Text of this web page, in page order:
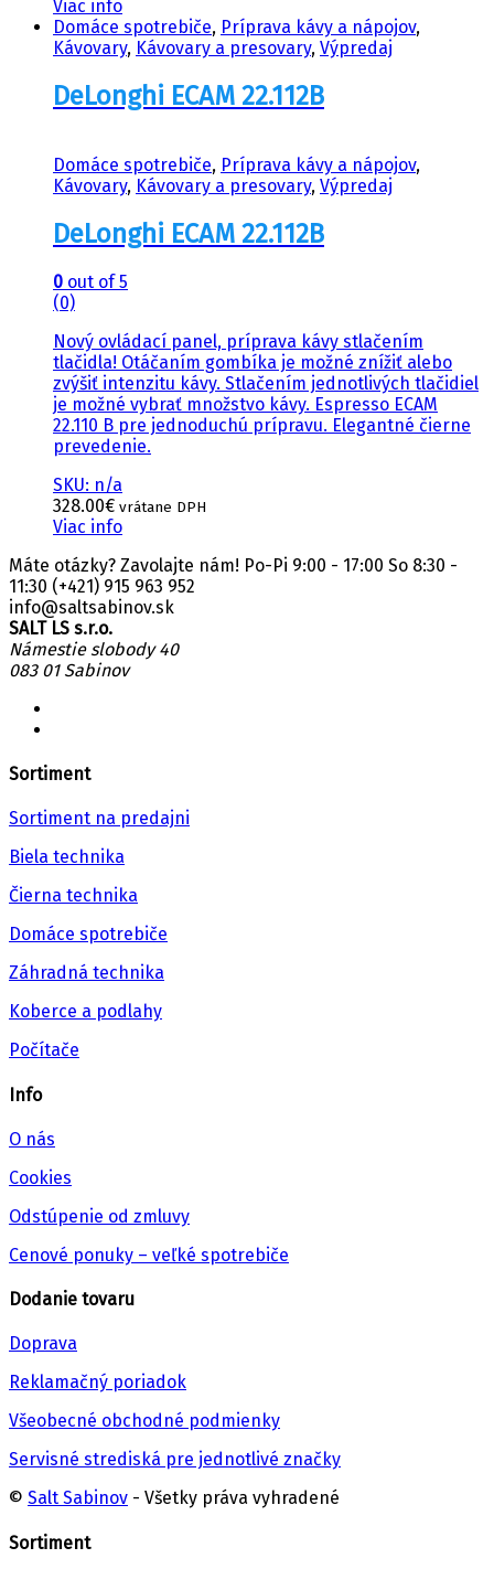
Viac info
Domáce spotrebiče, Príprava kávy a nápojov,
Kávovary, Kávovary a presovary, Výpredaj
DeLonghi ECAM 22.112B
Domáce spotrebiče, Príprava kávy a nápojov,
Kávovary, Kávovary a presovary, Výpredaj
DeLonghi ECAM 22.112B
0 out of 5
(0)
Nový ovládací panel, príprava kávy stlačením
tlačidla! Otáčaním gombíka je možné znížiť alebo
zvýšiť intenzitu kávy. Stlačením jednotlivých tlačidiel
je možné vybrať množstvo kávy. Espresso ECAM
22.110 B pre jednoduchú prípravu. Elegantné čierne
prevedenie.
SKU: n/a
328.00€ vrátane DPH
Viac info
Máte otázky? Zavolajte nám! Po-Pi 9:00 - 17:00 So 8:30 -
11:30 (+421) 915 963 952
info@saltsabinov.sk
SALT LS s.r.o.
Námestie slobody 40
083 01 Sabinov
Sortiment
Sortiment na predajni
Biela technika
Čierna technika
Domáce spotrebiče
Záhradná technika
Koberce a podlahy
Počítače
Info
O nás
Cookies
Odstúpenie od zmluvy
Cenové ponuky – veľké spotrebiče
Dodanie tovaru
Doprava
Reklamačný poriadok
Všeobecné obchodné podmienky
Servisné strediská pre jednotlivé značky
© Salt Sabinov - Všetky práva vyhradené
Sortiment